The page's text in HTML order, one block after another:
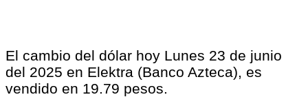
El cambio del dólar hoy Lunes 23 de junio
del 2025 en Elektra (Banco Azteca), es
vendido en 19.79 pesos.